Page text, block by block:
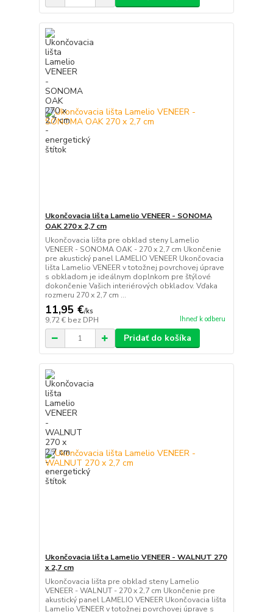
Ukončovacia lišta Lamelio VENEER - SONOMA
OAK 270 x 2,7 cm
Ukončovacia lišta pre obklad steny Lamelio
VENEER - SONOMA OAK - 270 x 2,7 cm Ukončenie
pre akustický panel LAMELIO VENEER Ukončovacia
lišta Lamelio VENEER v totožnej povrchovej úprave
s obkladom je ideálnym doplnkom pre štýlové
dokončenie Vašich interiérových obkladov. Vďaka
rozmeru 270 x 2,7 cm ...
11,95 €/ks
9,72 € bez DPH Ihneď k odberu
Pridať do košíka
Ukončovacia lišta Lamelio VENEER - WALNUT 270
x 2,7 cm
Ukončovacia lišta pre obklad steny Lamelio
VENEER - WALNUT - 270 x 2,7 cm Ukončenie pre
akustický panel LAMELIO VENEER Ukončovacia lišta
Lamelio VENEER v totožnej povrchovej úprave s